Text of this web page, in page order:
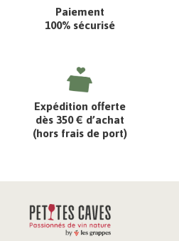
Paiement
100% sécurisé
Expédition offerte
dès 350 € d’achat
(hors frais de port)